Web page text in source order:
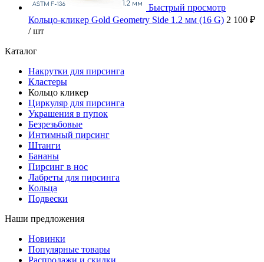
Быстрый просмотр
Кольцо-кликер Gold Geometry Side 1.2 мм (16 G) 2 100 ₽
/ шт
Каталог
Накрутки для пирсинга
Кластеры
Кольцо кликер
Циркуляр для пирсинга
Украшения в пупок
Безрезьбовые
Интимный пирсинг
Штанги
Бананы
Пирсинг в нос
Лабреты для пирсинга
Кольца
Подвески
Наши предложения
Новинки
Популярные товары
Распродажи и скидки